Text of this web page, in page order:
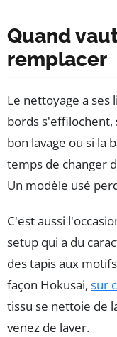
Quand
remplacer
Le nettoyage a ses
bords s'effilochent,
bon lavage ou si la
temps de changer
Un modèle usé
C'est aussi
setup qui a du
des tapis aux
façon Hokusai, sur
tissu se nettoie de
venez de laver.